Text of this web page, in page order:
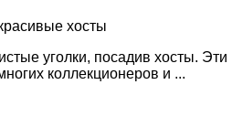
хосты
уголки, посадив хосты. Эти
коллекционеров и ...